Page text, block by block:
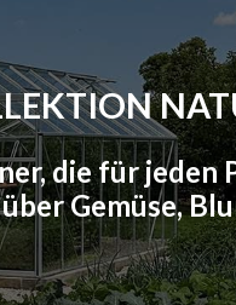
die für jeden
Gemüse,